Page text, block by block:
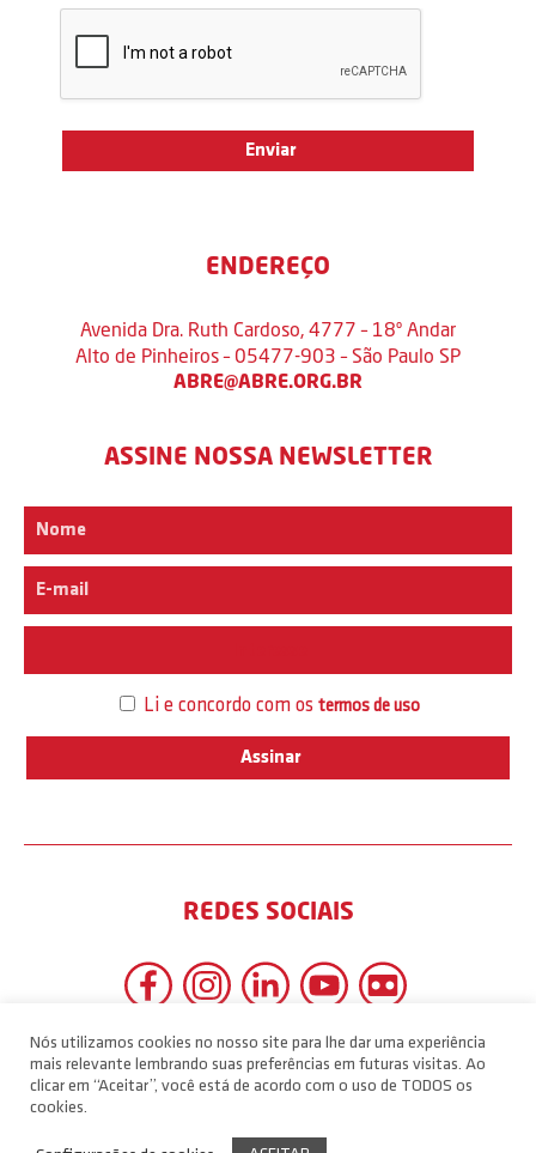
ENDEREÇO
Avenida Dra. Ruth Cardoso, 4777 – 18º Andar
Alto de Pinheiros – 05477-903 – São Paulo SP
ABRE@ABRE.ORG.BR
ASSINE NOSSA NEWSLETTER
Li e concordo com os termos de uso
REDES SOCIAIS
Nós utilizamos cookies no nosso site para lhe dar uma experiência
mais relevante lembrando suas preferências em futuras visitas. Ao
clicar em “Aceitar”, você está de acordo com o uso de TODOS os
cookies.